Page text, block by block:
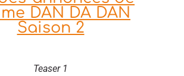
DAN DA DAN
Saison 2
Teaser 1